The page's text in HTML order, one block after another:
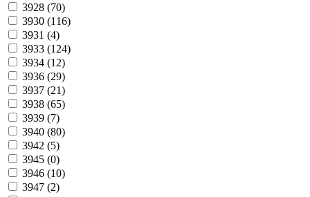
3928 (70)
3930 (116)
3931 (4)
3933 (124)
3934 (12)
3936 (29)
3937 (21)
3938 (65)
3939 (7)
3940 (80)
3942 (5)
3945 (0)
3946 (10)
3947 (2)